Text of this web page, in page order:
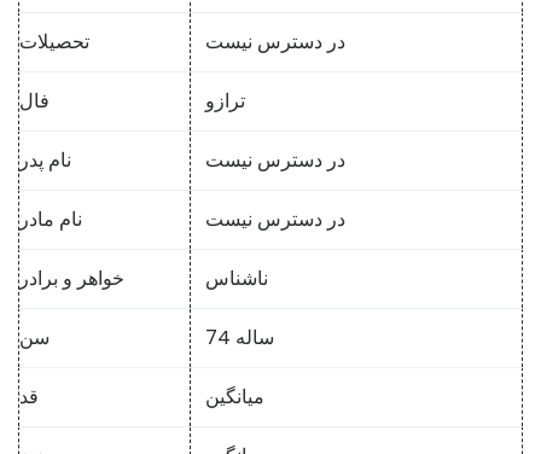
تحصیلات در دسترس نیست
فال ترازو
نام پدر در دسترس نیست
نام مادر در دسترس نیست
خواهر و برادر ناشناس
سن 74 ساله
قد میانگین